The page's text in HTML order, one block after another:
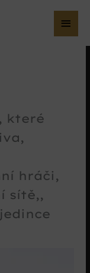
které
hráči,
sítě,,